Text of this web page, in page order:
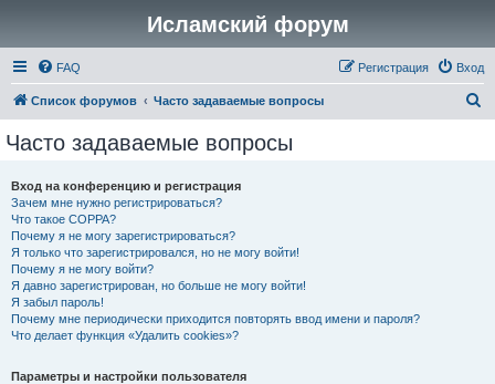
Исламский форум
FAQ Вход
Регистрация
Список форумов Часто задаваемые вопросы
Часто задаваемые вопросы
Вход на конференцию и регистрация
Зачем мне нужно регистрироваться?
Что такое COPPA?
Почему я не могу зарегистрироваться?
Я только что зарегистрировался, но не могу войти!
Почему я не могу войти?
Я давно зарегистрирован, но больше не могу войти!
Я забыл пароль!
Почему мне периодически приходится повторять ввод имени и пароля?
Что делает функция «Удалить cookies»?
Параметры и настройки пользователя